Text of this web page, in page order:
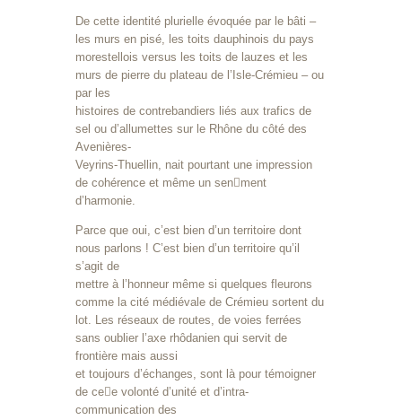
De cette identité plurielle évoquée par le bâti –
les murs en pisé, les toits dauphinois du pays
morestellois versus les toits de lauzes et les
murs de pierre du plateau de l’Isle-Crémieu – ou
par les
histoires de contrebandiers liés aux trafics de
sel ou d’allumettes sur le Rhône du côté des
Avenières-
Veyrins-Thuellin, nait pourtant une impression
de cohérence et même un sen􀆟ment
d’harmonie.
Parce que oui, c’est bien d’un territoire dont
nous parlons ! C’est bien d’un territoire qu’il
s’agit de
mettre à l’honneur même si quelques fleurons
comme la cité médiévale de Crémieu sortent du
lot. Les réseaux de routes, de voies ferrées
sans oublier l’axe rhôdanien qui servit de
frontière mais aussi
et toujours d’échanges, sont là pour témoigner
de ce􀆩e volonté d’unité et d’intra-
communication des